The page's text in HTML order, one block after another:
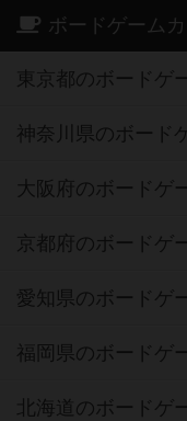
ボードゲーム
東京都のボードゲ
神奈川県のボード
大阪府のボードゲ
京都府のボードゲ
愛知県のボードゲ
福岡県のボードゲ
北海道のボードゲ